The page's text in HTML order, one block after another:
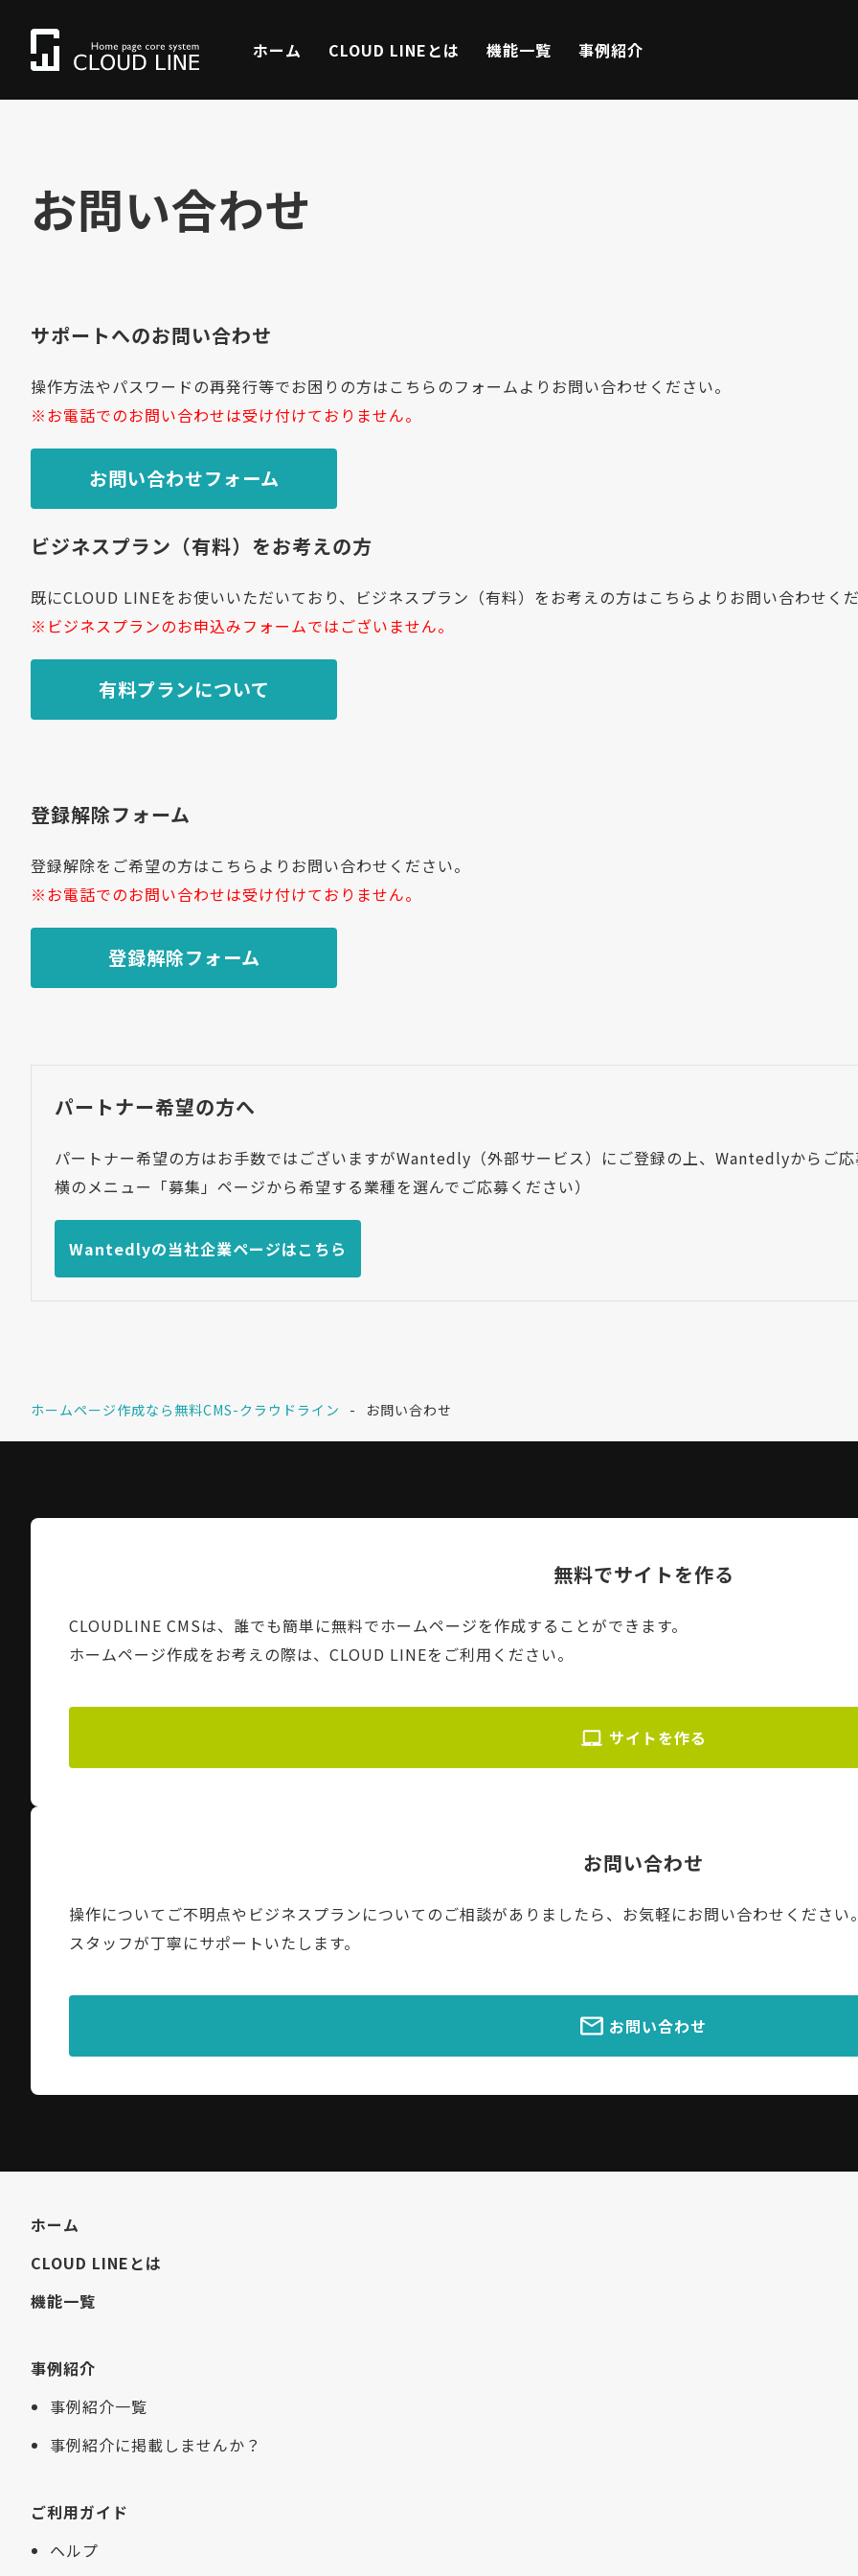
ホーム CLOUD LINEとは 機能一覧 事例紹介
お問い合わせ
サポートへのお問い合わせ
操作方法やパスワードの再発行等でお困りの方はこちらのフォームよりお問い合わせください。
※お電話でのお問い合わせは受け付けておりません。
お問い合わせフォーム
ビジネスプラン（有料）をお考えの方
既にCLOUD LINEをお使いいただいており、ビジネスプラン（有料）をお考えの方はこちらよりお問い合わせく
※ビジネスプランのお申込みフォームではございません。
有料プランについて
登録解除フォーム
登録解除をご希望の方はこちらよりお問い合わせください。
※お電話でのお問い合わせは受け付けておりません。
登録解除フォーム
パートナー希望の方へ
パートナー希望の方はお手数ではございますがWantedly（外部サービス）にご登録の上、Wantedlyからご
横のメニュー「募集」ページから希望する業種を選んでご応募ください）
Wantedlyの当社企業ページはこちら
ホームページ作成なら無料CMS-クラウドライン お問い合わせ
無料でサイトを作る
CLOUDLINE CMSは、誰でも簡単に無料でホームページを作成することができます。
ホームページ作成をお考えの際は、CLOUD LINEをご利用ください。
サイトを作る
お問い合わせ
操作についてご不明点やビジネスプランについてのご相談がありましたら、お気軽にお問い合わせください
スタッフが丁寧にサポートいたします。
お問い合わせ
ホーム
CLOUD LINEとは
機能一覧
事例紹介
事例紹介一覧
事例紹介に掲載しませんか？
ご利用ガイド
ヘルプ